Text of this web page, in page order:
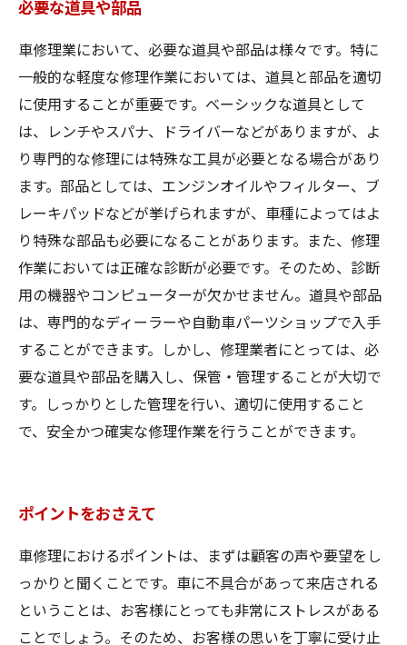
必要な道具や部品
車修理業において、必要な道具や部品は様々です。特に
一般的な軽度な修理作業においては、道具と部品を適切
に使用することが重要です。ベーシックな道具として
は、レンチやスパナ、ドライバーなどがありますが、よ
り専門的な修理には特殊な工具が必要となる場合があり
ます。部品としては、エンジンオイルやフィルター、ブ
レーキパッドなどが挙げられますが、車種によってはよ
り特殊な部品も必要になることがあります。また、修理
作業においては正確な診断が必要です。そのため、診断
用の機器やコンピューターが欠かせません。道具や部品
は、専門的なディーラーや自動車パーツショップで入手
することができます。しかし、修理業者にとっては、必
要な道具や部品を購入し、保管・管理することが大切で
す。しっかりとした管理を行い、適切に使用すること
で、安全かつ確実な修理作業を行うことができます。
ポイントをおさえて
車修理におけるポイントは、まずは顧客の声や要望をし
っかりと聞くことです。車に不具合があって来店される
ということは、お客様にとっても非常にストレスがある
ことでしょう。そのため、お客様の思いを丁寧に受け止